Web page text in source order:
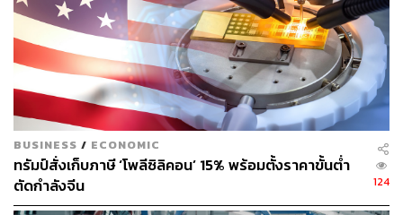
“มันเกี่ยวกับกฎหมายความสัมพันธ์กับไต้หวัน (Taiwan
Relations Act) นโยบายสหรัฐฯ-จีน กฎหมายและข้อตกลง
ทั้งหมดที่กำหนดความสัมพันธ์ของเราคือเพื่อสันติภาพใน
ช่องแคบไต้หวัน และเพื่อธำรงไว้ซึ่งสถานะปัจจุบัน” เธอกล่าว
นอกจากนี้เพโลซียังปฏิเสธความคิดเห็นของนักวิจารณ์บาง
คนที่ว่า การเยือนไต้หวันทำให้เธอได้ประโยชน์มากกว่าที่จะ
เป็นประโยชน์กับไต้หวัน โดยเธอกล่าวว่า คำวิจารณ์เหล่านี้
‘ไร้สาระ’
BUSINESS / ECONOMIC
ทรัมป์สั่งเก็บภาษี ‘โพลีซิลิคอน’ 15% พร้อมตั้งราคาขั้นต่ำ
ตัดกำลังจีน
124